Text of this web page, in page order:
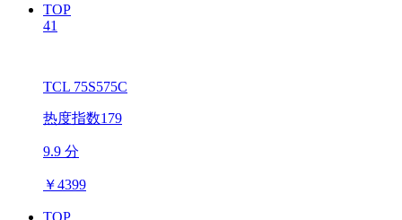
TOP
41
TCL 75S575C
热度指数179
9.9 分
￥4399
TOP